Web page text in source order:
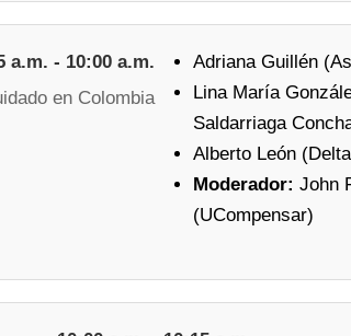
a.m. - 10:00 a.m.
en Colombia
Adriana Guillén
Lina María
Saldarriaga
Alberto León
Moderador: John
(UCompensar)